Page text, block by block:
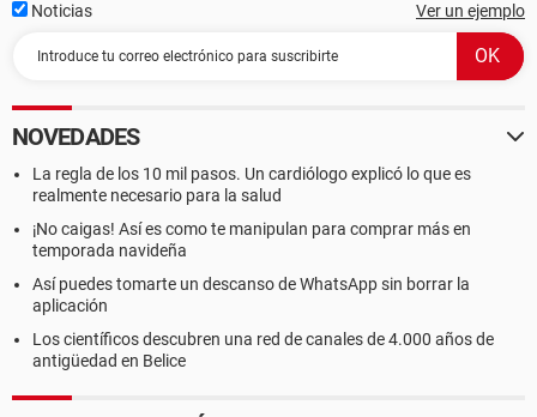
Noticias Ver un ejemplo
NOVEDADES
La regla de los 10 mil pasos. Un cardiólogo explicó lo que es
realmente necesario para la salud
¡No caigas! Así es como te manipulan para comprar más en
temporada navideña
Así puedes tomarte un descanso de WhatsApp sin borrar la
aplicación
Los científicos descubren una red de canales de 4.000 años de
antigüedad en Belice